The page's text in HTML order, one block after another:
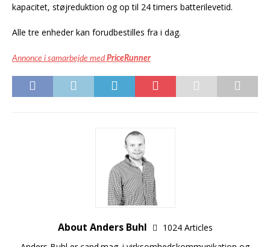
kapacitet, støjreduktion og op til 24 timers batterilevetid.
Alle tre enheder kan forudbestilles fra i dag.
Annonce i samarbejde medPriceRunner
About Anders Buhl
1024 Articles